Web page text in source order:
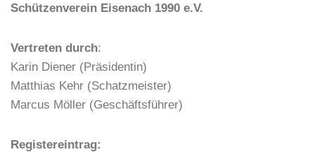
Schützenverein Eisenach 1990 e.V.
Vertreten durch:
Karin Diener (Präsidentin)
Matthias Kehr (Schatzmeister)
Marcus Möller (Geschäftsführer)
Registereintrag: